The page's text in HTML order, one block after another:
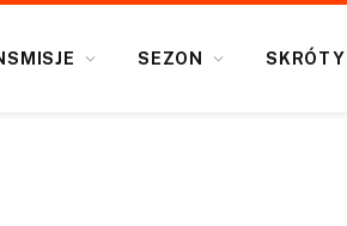
SEZON SKRÓTY